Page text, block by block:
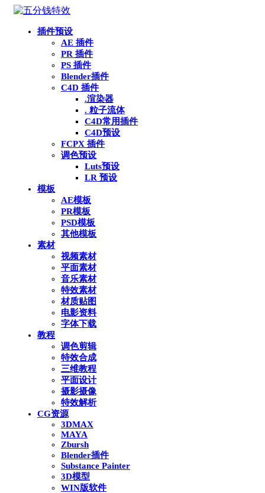
插件预设
AE 插件
PR 插件
PS 插件
Blender插件
C4D 插件
.渲染器
. 粒子流体
C4D常用插件
C4D预设
FCPX 插件
调色预设
Luts预设
LR 预设
模板
AE模板
PR模板
PSD模板
其他模板
素材
视频素材
平面素材
音乐素材
特效素材
材质贴图
电影资料
字体下载
教程
调色剪辑
特效合成
三维教程
平面设计
摄影摄像
特效解析
CG资源
3DMAX
MAYA
Zbursh
Blender插件
Substance Painter
3D模型
WIN版软件